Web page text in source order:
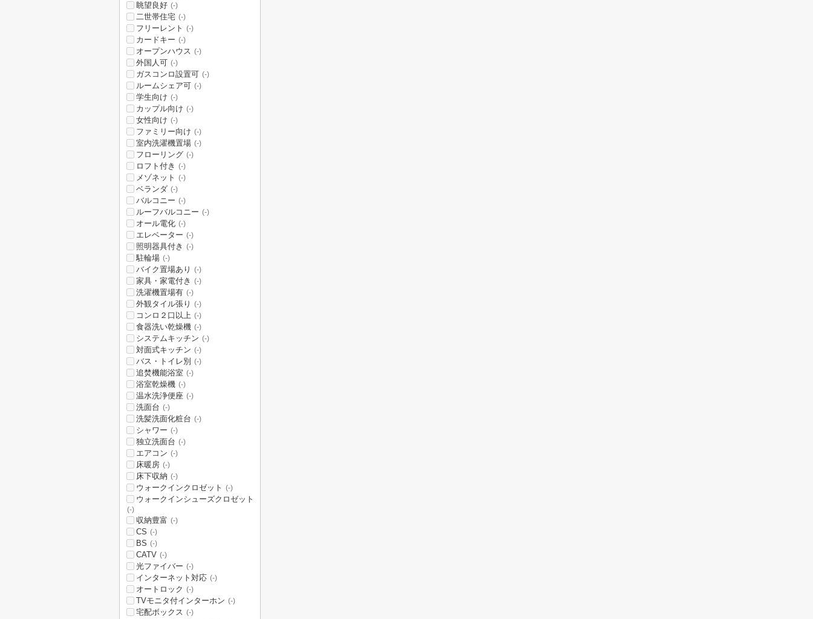
眺望良好 (-)
二世帯住宅 (-)
フリーレント (-)
カードキー (-)
オープンハウス (-)
外国人可 (-)
ガスコンロ設置可 (-)
ルームシェア可 (-)
学生向け (-)
カップル向け (-)
女性向け (-)
ファミリー向け (-)
室内洗濯機置場 (-)
フローリング (-)
ロフト付き (-)
メゾネット (-)
ベランダ (-)
バルコニー (-)
ルーフバルコニー (-)
オール電化 (-)
エレベーター (-)
照明器具付き (-)
駐輪場 (-)
バイク置場あり (-)
家具・家電付き (-)
洗濯機置場有 (-)
外観タイル張り (-)
コンロ２口以上 (-)
食器洗い乾燥機 (-)
システムキッチン (-)
対面式キッチン (-)
バス・トイレ別 (-)
追焚機能浴室 (-)
浴室乾燥機 (-)
温水洗浄便座 (-)
洗面台 (-)
洗髪洗面化粧台 (-)
シャワー (-)
独立洗面台 (-)
エアコン (-)
床暖房 (-)
床下収納 (-)
ウォークインクロゼット (-)
ウォークインシューズクロゼット
(-)
収納豊富 (-)
CS (-)
BS (-)
CATV (-)
光ファイバー (-)
インターネット対応 (-)
オートロック (-)
TVモニタ付インターホン (-)
宅配ボックス (-)